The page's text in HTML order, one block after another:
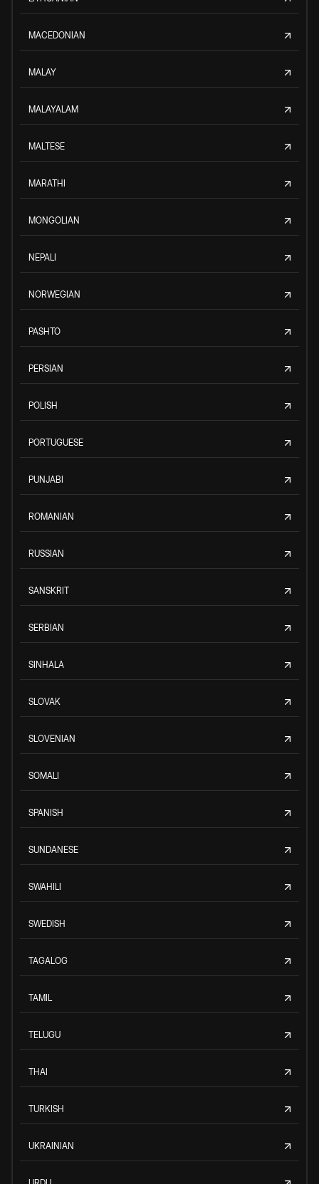
MACEDONIAN
MALAY
MALAYALAM
MALTESE
MARATHI
MONGOLIAN
NEPALI
NORWEGIAN
PASHTO
PERSIAN
POLISH
PORTUGUESE
PUNJABI
ROMANIAN
RUSSIAN
SANSKRIT
SERBIAN
SINHALA
SLOVAK
SLOVENIAN
SOMALI
SPANISH
SUNDANESE
SWAHILI
SWEDISH
TAGALOG
TAMIL
TELUGU
THAI
TURKISH
UKRAINIAN